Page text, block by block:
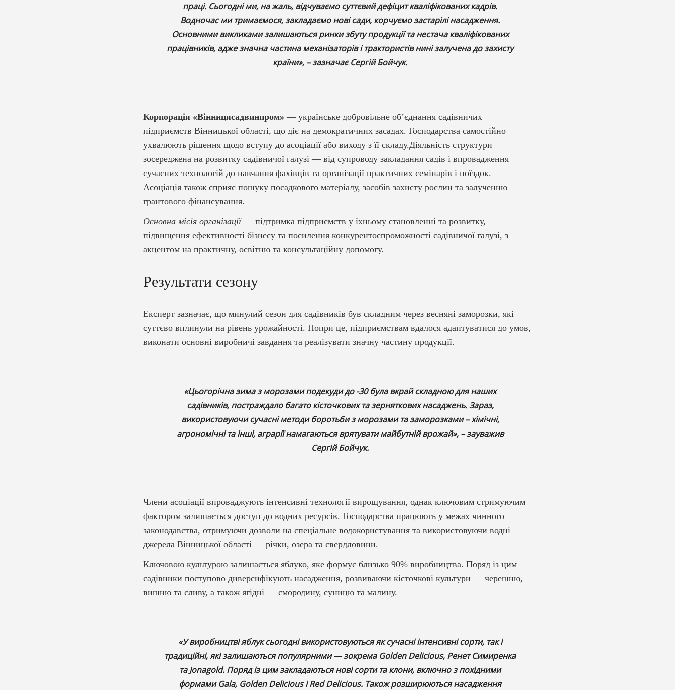
праці. Сьогодні ми, на жаль, відчуваємо суттєвий дефіцит кваліфікованих кадрів.
Водночас ми тримаємося, закладаємо нові сади, корчуємо застарілі насадження.
Основними викликами залишаються ринки збуту продукції та нестача кваліфікованих
працівників, адже значна частина механізаторів і трактористів нині залучена до захисту
країни», – зазначає Сергій Бойчук.
Корпорація «Вінницясадвинпром»— українське добровільне об’єднання садівничих
підприємств Вінницької області, що діє на демократичних засадах. Господарства самостійно
ухвалюють рішення щодо вступу до асоціації або виходу з її складу.Діяльність структури
зосереджена на розвитку садівничої галузі — від супроводу закладання садів і впровадження
сучасних технологій до навчання фахівців та організації практичних семінарів і поїздок.
Асоціація також сприяє пошуку посадкового матеріалу, засобів захисту рослин та залученню
грантового фінансування.
Основна місія організації— підтримка підприємств у їхньому становленні та розвитку,
підвищення ефективності бізнесу та посилення конкурентоспроможності садівничої галузі, з
акцентом на практичну, освітню та консультаційну допомогу.
Результати сезону
Експерт зазначає, що минулий сезон для садівників був складним через весняні заморозки, які
суттєво вплинули на рівень урожайності. Попри це, підприємствам вдалося адаптуватися до умов,
виконати основні виробничі завдання та реалізувати значну частину продукції.
«Цьогорічна зима з морозами подекуди до -30 була вкрай складною для наших
садівників, постраждало багато кісточкових та зерняткових насаджень. Зараз,
використовуючи сучасні методи боротьби з морозами та заморозками – хімічні,
агрономічні та інші, аграрії намагаються врятувати майбутній врожай», – зауважив
Сергій Бойчук.
Члени асоціації впроваджують інтенсивні технології вирощування, однак ключовим стримуючим
фактором залишається доступ до водних ресурсів. Господарства працюють у межах чинного
законодавства, отримуючи дозволи на спеціальне водокористування та використовуючи водні
джерела Вінницької області — річки, озера та свердловини.
Ключовою культурою залишається яблуко, яке формує близько 90% виробництва. Поряд із цим
садівники поступово диверсифікують насадження, розвиваючи кісточкові культури — черешню,
вишню та сливу, а також ягідні — смородину, суницю та малину.
«У виробництві яблук сьогодні використовуються як сучасні інтенсивні сорти, так і
традиційні, які залишаються популярними — зокрема Golden Delicious, Ренет Симиренка
та Jonagold. Поряд із цим закладаються нові сорти та клони, включно з похідними
формами Gala, Golden Delicious і Red Delicious. Також розширюються насадження